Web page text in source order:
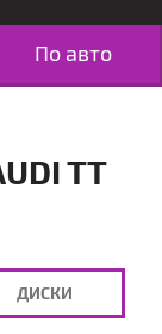
По авто
TT
ДИСКИ